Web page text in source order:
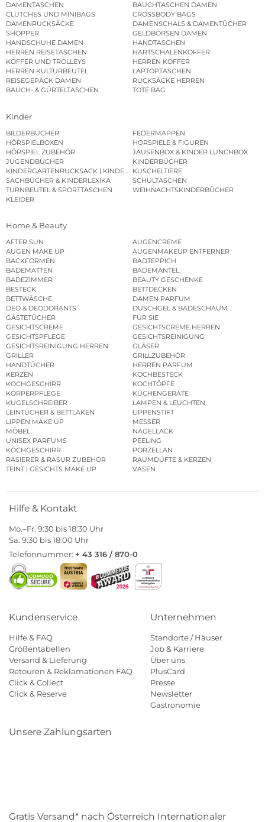
DAMENTASCHEN
BAUCHTASCHEN DAMEN
CLUTCHES UND MINIBAGS
CROSSBODY BAGS
DAMENRUCKSÄCKE
DAMENSCHALS & DAMENTÜCHER
SHOPPER
GELDBÖRSEN DAMEN
HANDSCHUHE DAMEN
HANDTASCHEN
HERREN REISETASCHEN
HARTSCHALENKOFFER
KOFFER UND TROLLEYS
HERREN KOFFER
HERREN KULTURBEUTEL
LAPTOPTASCHEN
REISEGEPÄCK DAMEN
RUCKSÄCKE HERREN
BAUCH- & GÜRTELTASCHEN
TOTE BAG
Kinder
BILDERBÜCHER
FEDERMAPPEN
HÖRSPIELBOXEN
HÖRSPIELE & FIGUREN
HÖRSPIEL ZUBEHÖR
JAUSENBOX & KINDER LUNCHBOX
JUGENDBÜCHER
KINDERBÜCHER
KINDERGARTENRUCKSACK | KINDERGARTENBEUTEL
KUSCHELTIERE
SACHBÜCHER & KINDERLEXIKA
SCHULTASCHEN
TURNBEUTEL & SPORTTASCHEN
WEIHNACHTSKINDERBÜCHER
KLEIDER
Home & Beauty
AFTER SUN
AUGENCREME
AUGEN MAKE UP
AUGENMAKEUP ENTFERNER
BACKFORMEN
BADTEPPICH
BADEMATTEN
BADEMÄNTEL
BADEZIMMER
BEAUTY GESCHENKE
BESTECK
BETTDECKEN
BETTWÄSCHE
DAMEN PARFUM
DEO & DEODORANTS
DUSCHGEL & BADESCHAUM
GÄSTETÜCHER
FÜR SIE
GESICHTSCREME
GESICHTSCREME HERREN
GESICHTSPFLEGE
GESICHTSREINIGUNG
GESICHTSREINIGUNG HERREN
GLÄSER
GRILLER
GRILLZUBEHÖR
HANDTÜCHER
HERREN PARFUM
KERZEN
KOCHBESTECK
KOCHGESCHIRR
KOCHTÖPFE
KÖRPERPFLEGE
KÜCHENGERÄTE
KUGELSCHREIBER
LAMPEN & LEUCHTEN
LEINTÜCHER & BETTLAKEN
LIPPENSTIFT
LIPPEN MAKE UP
MESSER
MÖBEL
NAGELLACK
UNISEX PARFUMS
PEELING
KOCHGESCHIRR
PORZELLAN
RASIERER & RASUR ZUBEHÖR
RAUMDÜFTE & KERZEN
TEINT | GESICHTS MAKE UP
VASEN
Hilfe & Kontakt
Mo.–Fr. 9:30 bis 18:30 Uhr
Sa. 9:30 bis 18:00 Uhr
Telefonnummer: + 43 316 / 870-0
Kundenservice
Hilfe & FAQ
Größentabellen
Versand & Lieferung
Retouren & Reklamationen FAQ
Click & Collect
Click & Reserve
Unternehmen
Standorte / Häuser
Job & Karriere
Über uns
PlusCard
Presse
Newsletter
Gastronomie
Unsere Zahlungsarten
Gratis Versand* nach Österreich Internationaler